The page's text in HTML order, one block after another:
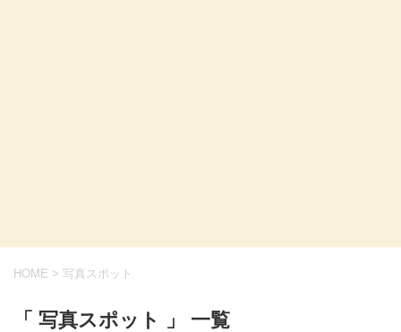
HOME > 写真スポット
「 写真スポット 」 一覧